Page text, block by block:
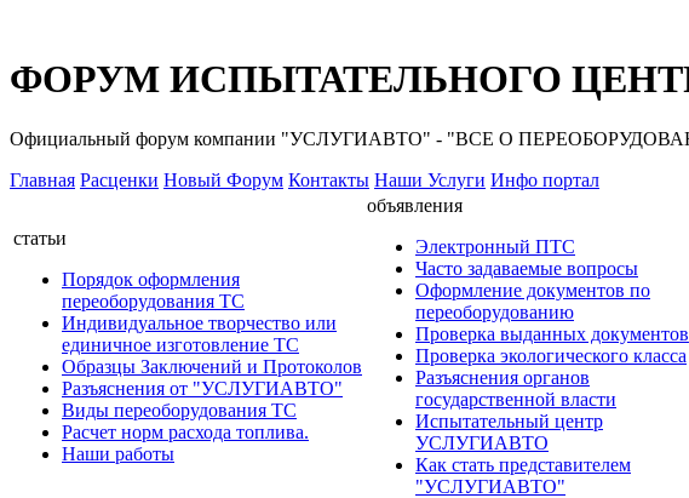
ФОРУМ ИСПЫТАТЕЛЬНОГО
Официальный форум компании "УСЛУГИАВТО" - "ВСЕ О
Главная Расценки Новый Форум Контакты Наши Услуги Инфо портал
статьи
Порядок оформления
переоборудования ТС
Индивидуальное творчество или
единичное изготовление ТС
Образцы Заключений и Протоколов
Разъяснения от "УСЛУГИАВТО"
Виды переоборудования ТС
Расчет норм расхода топлива.
Наши работы
объявления
Электронный ПТС
Часто задаваемые вопросы
Оформление документов по
переоборудованию
Проверка выданных документов
Проверка экологического класса
Разъяснения органов
государственной власти
Испытательный центр
УСЛУГИАВТО
Как стать представителем
"УСЛУГИАВТО"